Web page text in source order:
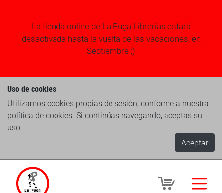
La tienda online de La Fuga Librerias estará
desactivada hasta la vuelta de las vacaciones, en
Septiembre ;)
Uso de cookies
Utilizamos cookies propias de sesión, conforme a nuestra
política de cookies. Si continúas navegando, aceptas su
uso.
Aceptar